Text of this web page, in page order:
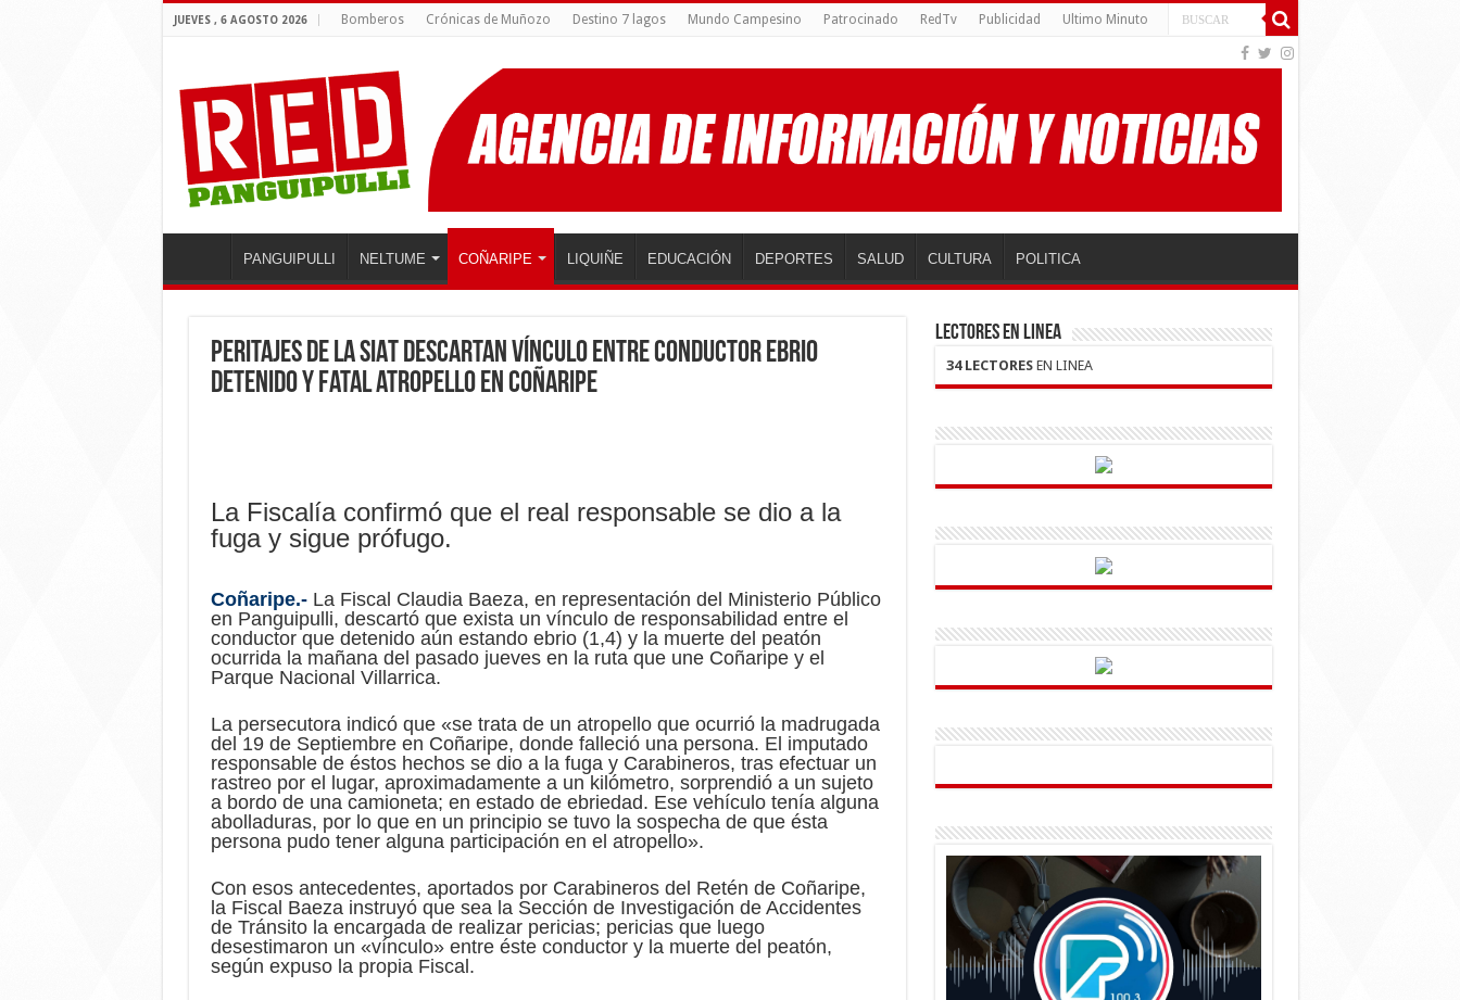
JUEVES , 6 AGOSTO 2026 Bomberos Crónicas de Muñozo Destino 7 lagos Mundo Campesino Patrocinado RedTv Publicidad Ultimo Minuto
PANGUIPULLI NELTUME COÑARIPE LIQUIÑE EDUCACIÓN DEPORTES SALUD CULTURA POLITICA
Peritajes de la SIAT descartan vínculo entre conductor ebrio
detenido y fatal atropello en Coñaripe
La Fiscalía confirmó que el real responsable se dio a la
fuga y sigue prófugo.
Coñaripe.- La Fiscal Claudia Baeza, en representación del Ministerio Público
en Panguipulli, descartó que exista un vínculo de responsabilidad entre el
conductor que detenido aún estando ebrio (1,4) y la muerte del peatón
ocurrida la mañana del pasado jueves en la ruta que une Coñaripe y el
Parque Nacional Villarrica.
La persecutora indicó que «se trata de un atropello que ocurrió la madrugada
del 19 de Septiembre en Coñaripe, donde falleció una persona. El imputado
responsable de éstos hechos se dio a la fuga y Carabineros, tras efectuar un
rastreo por el lugar, aproximadamente a un kilómetro, sorprendió a un sujeto
a bordo de una camioneta; en estado de ebriedad. Ese vehículo tenía alguna
abolladuras, por lo que en un principio se tuvo la sospecha de que ésta
persona pudo tener alguna participación en el atropello».
Con esos antecedentes, aportados por Carabineros del Retén de Coñaripe,
la Fiscal Baeza instruyó que sea la Sección de Investigación de Accidentes
de Tránsito la encargada de realizar pericias; pericias que luego
desestimaron un «vínculo» entre éste conductor y la muerte del peatón,
según expuso la propia Fiscal.
LECTORES EN LINEA
34 LECTORESEN LINEA